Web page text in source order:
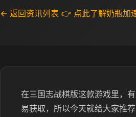
← 返回资讯列表 👉 点此了解奶瓶加
在三国志战棋版这款游戏里，
易获取，所以今天就给大家推